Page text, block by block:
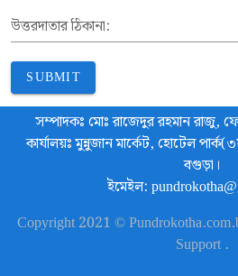
উত্তরদাতার ঠিকানা:
SUBMIT
সম্পাদকঃ মোঃ রাজেদুর রহমান
কার্যালয়ঃ মুন্নুজান মার্কেট, হোটেল
বগুড়া।
ইমেইল:
Copyright 2021 ©
Support .